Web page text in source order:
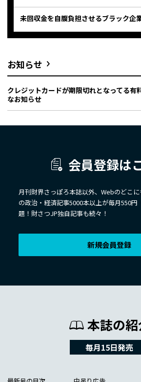
未回収金を自腹負担させるブラック企
お知らせ
クレジットカードが期限切れとなってる有
なお知らせ
会員登録は
月刊財界さっぽろ本誌以外、Webのどこ
の政治・経済記事5000本以上が毎月550円
題！財さつJP独自記事も続々！
新規会員登録
本誌の
毎月15日発売